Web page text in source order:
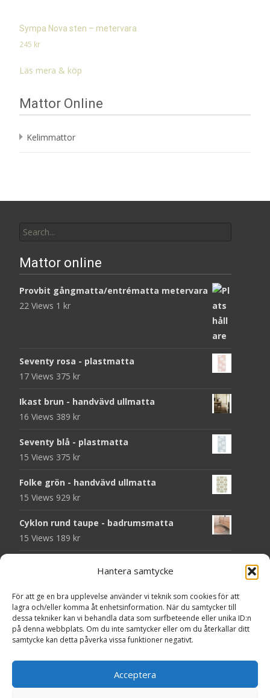
Hantera samtycke
För att ge en bra upplevelse använder vi teknik som cookies för att
lagra och/eller komma åt enhetsinformation. När du samtycker till
dessa tekniker kan vi behandla data som surfbeteende eller unika ID:n
på denna webbplats. Om du inte samtycker eller om du återkallar ditt
samtycke kan detta påverka vissa funktioner negativt.
Acceptera
Sympa Nova sten – metervara
245 kr
Läs mera & köp
Mattor Online
Kelimmattor
for:
Mattor online
Provbit gångmatta/entrématta metervara
22 Views 1 kr
Seventy rosa - plastmatta
17 Views 375 kr
Ikast brun - handvävd ullmatta
16 Views 389 kr
Seventy blå - plastmatta
15 Views 375 kr
Folke grön - handvävd ullmatta
15 Views 929 kr
Cyklon rund taupe - badrumsmatta
15 Views 189 kr
Seventy grå - plastmatta
14 Views375kr
Välkommen - dörrmatta i kokos
14 Views199kr
Seventy beige - plastmatta